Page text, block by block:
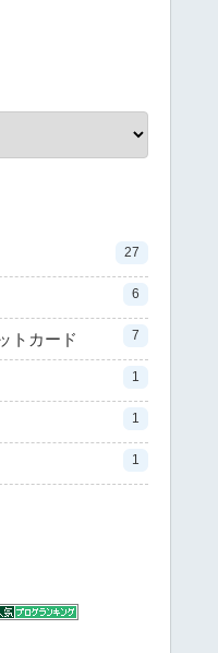
27
6
トカード 7
1
1
1